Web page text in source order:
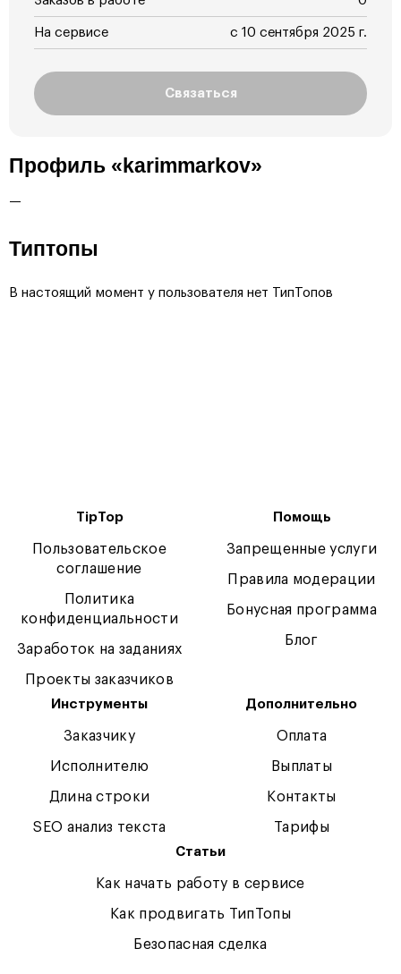
На сервисе с 10 сентября 2025 г.
Связаться
Профиль «karimmarkov»
—
Типтопы
В настоящий момент у пользователя нет ТипТопов
TipTop
Пользовательское
соглашение
Политика
конфиденциальности
Заработок на заданиях
Проекты заказчиков
Помощь
Запрещенные услуги
Правила модерации
Бонусная программа
Блог
Инструменты
Заказчику
Исполнителю
Длина строки
SEO анализ текста
Дополнительно
Оплата
Выплаты
Контакты
Тарифы
Статьи
Как начать работу в сервисе
Как продвигать ТипТопы
Безопасная сделка